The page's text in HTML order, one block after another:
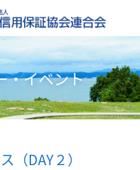
・イベント
（DAY２）